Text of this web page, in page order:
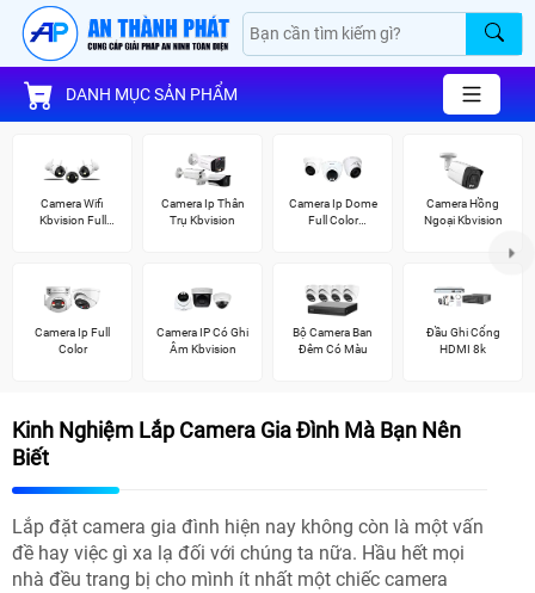
DANH MỤC SẢN PHẨM
Camera Wifi
Kbvision Full
Camera Ip Thân
Trụ Kbvision
Camera Ip Dome
Full Color
Camera Hồng
Ngoại Kbvision
Camera Ip Full
Color
Camera IP Có Ghi
Âm Kbvision
Bộ Camera Ban
Đêm Có Màu
Đầu Ghi Cổng
HDMI 8k
Kinh Nghiệm Lắp Camera Gia Đình Mà Bạn Nên
Biết
Lắp đặt camera gia đình hiện nay không còn là một vấn
đề hay việc gì xa lạ đối với chúng ta nữa. Hầu hết mọi
nhà đều trang bị cho mình ít nhất một chiếc camera